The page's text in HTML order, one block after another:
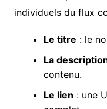
individuels du flux
Le titre : le
La
contenu.
Le lien : une